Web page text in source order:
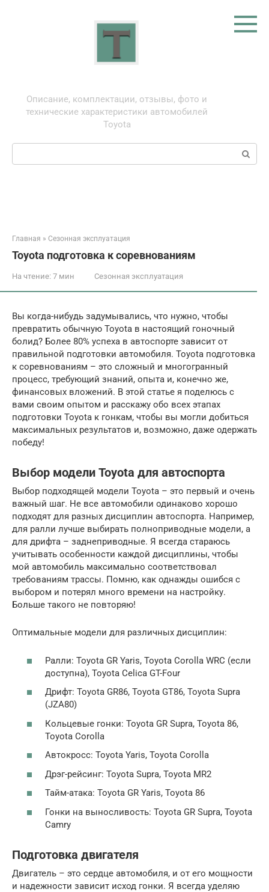
Описание, комплектации, отзывы, фото и
технические характеристики автомобилей
Toyota
Поиск:
Главная » Сезонная эксплуатация
Toyota подготовка к соревнованиям
На чтение: 7 мин Сезонная эксплуатация
Вы когда-нибудь задумывались, что нужно, чтобы
превратить обычную Toyota в настоящий гоночный
болид? Более 80% успеха в автоспорте зависит от
правильной подготовки автомобиля. Toyota подготовка
к соревнованиям – это сложный и многогранный
процесс, требующий знаний, опыта и, конечно же,
финансовых вложений. В этой статье я поделюсь с
вами своим опытом и расскажу обо всех этапах
подготовки Toyota к гонкам, чтобы вы могли добиться
максимальных результатов и, возможно, даже одержать
победу!
Выбор модели Toyota для автоспорта
Выбор подходящей модели Toyota – это первый и очень
важный шаг. Не все автомобили одинаково хорошо
подходят для разных дисциплин автоспорта. Например,
для ралли лучше выбирать полноприводные модели, а
для дрифта – заднеприводные. Я всегда стараюсь
учитывать особенности каждой дисциплины, чтобы
мой автомобиль максимально соответствовал
требованиям трассы. Помню, как однажды ошибся с
выбором и потерял много времени на настройку.
Больше такого не повторяю!
Оптимальные модели для различных дисциплин:
Ралли: Toyota GR Yaris, Toyota Corolla WRC (если
доступна), Toyota Celica GT-Four
Дрифт: Toyota GR86, Toyota GT86, Toyota Supra
(JZA80)
Кольцевые гонки: Toyota GR Supra, Toyota 86,
Toyota Corolla
Автокросс: Toyota Yaris, Toyota Corolla
Дрэг-рейсинг: Toyota Supra, Toyota MR2
Тайм-атака: Toyota GR Yaris, Toyota 86
Гонки на выносливость: Toyota GR Supra, Toyota
Camry
Подготовка двигателя
Двигатель – это сердце автомобиля, и от его мощности
и надежности зависит исход гонки. Я всегда уделяю